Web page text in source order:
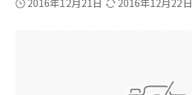
2016年12月21日
2016年12月22日